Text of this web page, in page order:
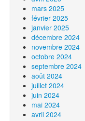
mars 2025
février 2025
janvier 2025
décembre 2024
novembre 2024
octobre 2024
septembre 2024
août 2024
juillet 2024
juin 2024
mai 2024
avril 2024